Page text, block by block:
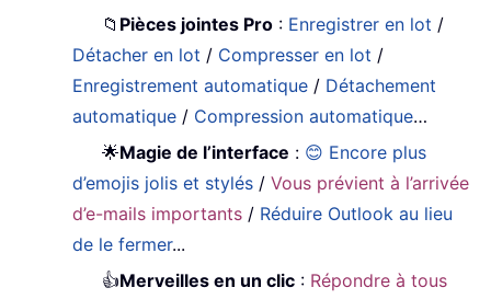
📁 Pièces jointes Pro : Enregistrer en lot /
Détacher en lot / Compresser en lot /
Enregistrement automatique / Détachement
automatique / Compression automatique…
🌟Magie de l’interface : 😊 Encore plus
d’emojis jolis et stylés /Vous prévient à l’arrivée
d’e-mails importants / Réduire Outlook au lieu
de le fermer...
👍Merveilles en un clic : Répondre à tous